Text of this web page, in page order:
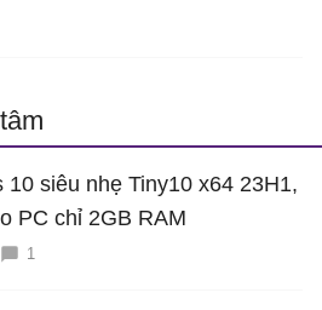
LTSC 2024
10 siêu nhẹ Tiny10 x64 23H1,
PC chỉ 2GB RAM
1